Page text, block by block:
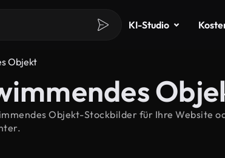
KI-Studio
Objekt
Objekt-Stockbilder für Ihre Website